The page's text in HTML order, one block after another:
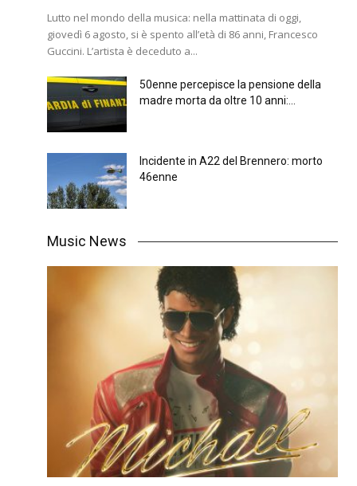
Lutto nel mondo della musica: nella mattinata di oggi,
giovedì 6 agosto, si è spento all’età di 86 anni, Francesco
Guccini. L’artista è deceduto a...
50enne percepisce la pensione della
madre morta da oltre 10 anni:...
Incidente in A22 del Brennero: morto
46enne
Music News